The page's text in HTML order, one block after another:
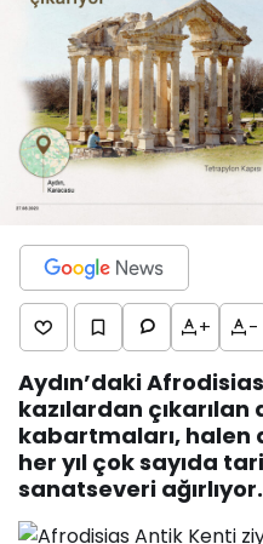
+ -
Aydın’daki
kazılardan
kabartmaları, halen
her yıl çok sayıda
sanatseveri ağırlıyor.